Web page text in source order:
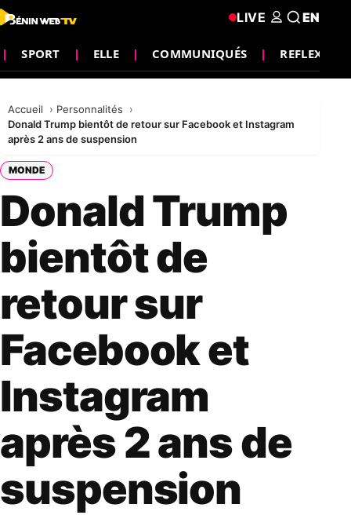
SPORT ELLE COMMUNIQUÉS REFLEXION
LIVE EN
Accueil
Personnalités
Donald Trump bientôt de retour sur Facebook et Instagram
après 2 ans de suspension
MONDE
Donald Trump
bientôt de
retour sur
Facebook et
Instagram
après 2 ans de
suspension